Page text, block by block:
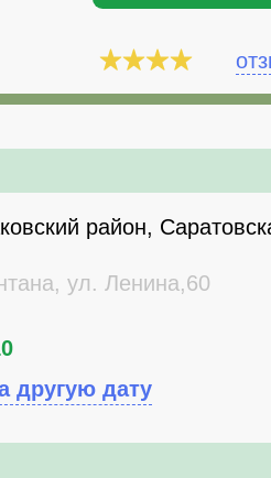
район,
ул. Ленина,60
другую дату